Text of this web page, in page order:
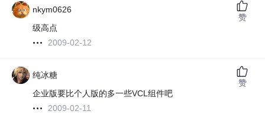
nkym0626
级高点
2009-02-12
赞
纯冰糖
企业版要比个人版的多一些VCL组件吧
2009-02-11
赞